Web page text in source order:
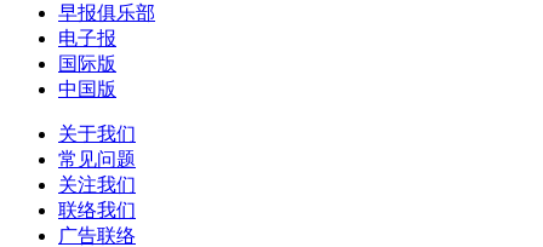
早报俱乐部
电子报
国际版
中国版
关于我们
常见问题
关注我们
联络我们
广告联络